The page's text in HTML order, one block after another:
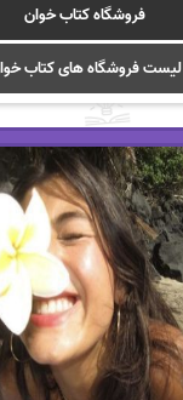
فروشگاه کتاب خوان
لیست فروشگاه های کتاب